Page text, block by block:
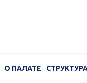
О ПАЛАТЕ